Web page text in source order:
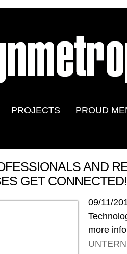
PROJECTS PROUD
AND
GET CONNECTED!
09/11/
more